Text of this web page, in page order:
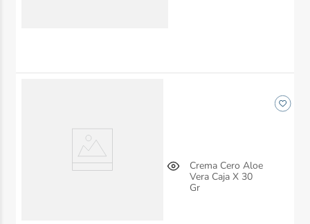
Crema Cero Aloe
Vera Caja X 30
Gr